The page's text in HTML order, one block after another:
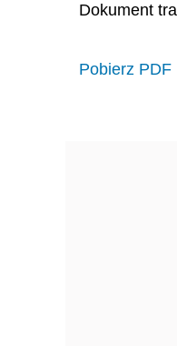
Dokument
Pobierz PDF